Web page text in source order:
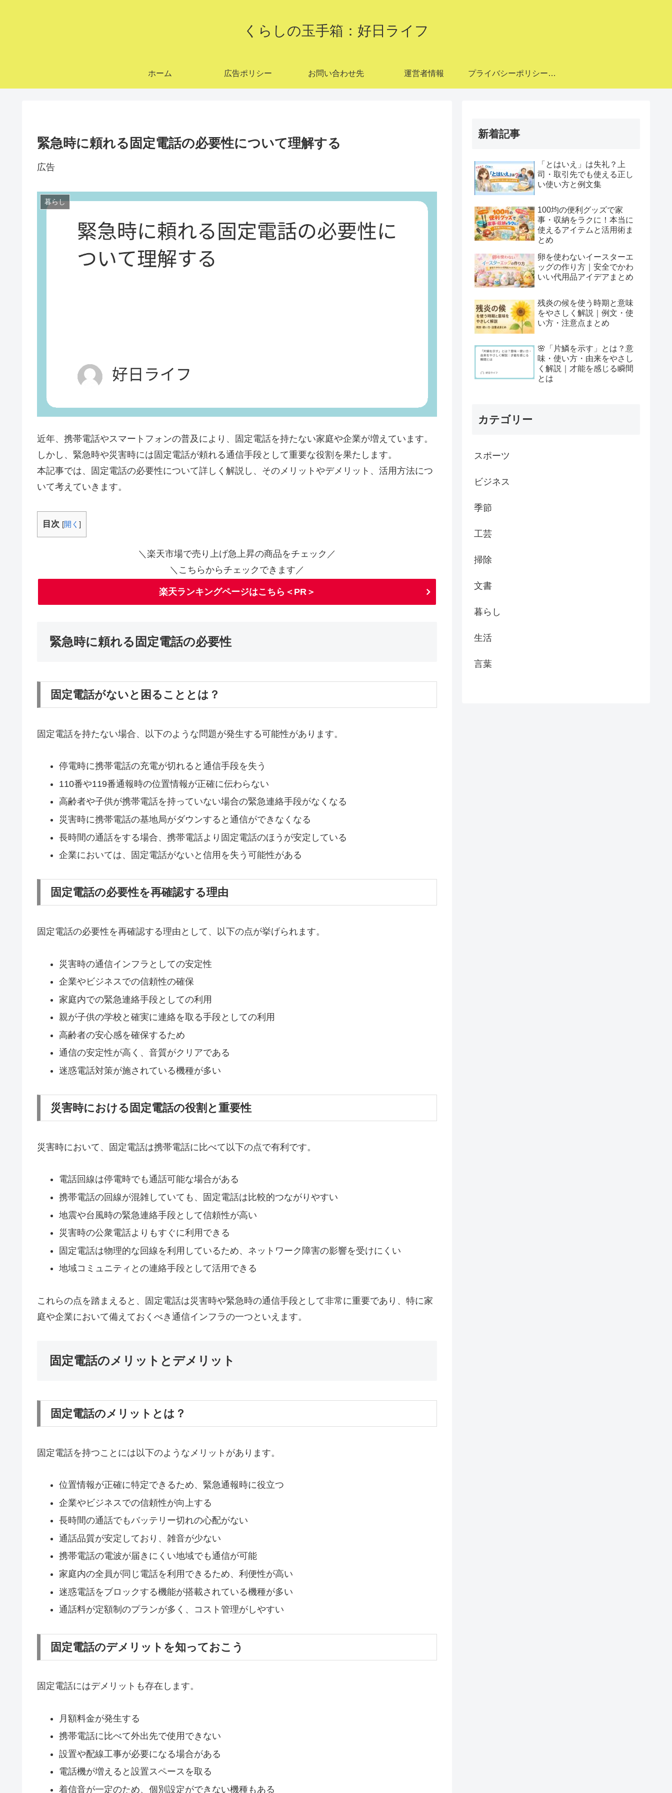
くらしの玉手箱：好日ライフ
ホーム 広告ポリシー お問い合わせ先 運営者情報 プライバシーポリシー・免責事項
緊急時に頼れる固定電話の必要性について理解する
広告
暮らし
近年、携帯電話やスマートフォンの普及により、固定電話を持たない家庭や企業が増えています。
しかし、緊急時や災害時には固定電話が頼れる通信手段として重要な役割を果たします。
本記事では、固定電話の必要性について詳しく解説し、そのメリットやデメリット、活用方法につ
いて考えていきます。
目次 [開く ]
＼楽天市場で売り上げ急上昇の商品をチェック／
＼こちらからチェックできます／
楽天ランキングページはこちら＜PR＞
緊急時に頼れる固定電話の必要性
固定電話がないと困ることとは？
固定電話を持たない場合、以下のような問題が発生する可能性があります。
停電時に携帯電話の充電が切れると通信手段を失う
110番や119番通報時の位置情報が正確に伝わらない
高齢者や子供が携帯電話を持っていない場合の緊急連絡手段がなくなる
災害時に携帯電話の基地局がダウンすると通信ができなくなる
長時間の通話をする場合、携帯電話より固定電話のほうが安定している
企業においては、固定電話がないと信用を失う可能性がある
固定電話の必要性を再確認する理由
固定電話の必要性を再確認する理由として、以下の点が挙げられます。
災害時の通信インフラとしての安定性
企業やビジネスでの信頼性の確保
家庭内での緊急連絡手段としての利用
親が子供の学校と確実に連絡を取る手段としての利用
高齢者の安心感を確保するため
通信の安定性が高く、音質がクリアである
迷惑電話対策が施されている機種が多い
災害時における固定電話の役割と重要性
災害時において、固定電話は携帯電話に比べて以下の点で有利です。
電話回線は停電時でも通話可能な場合がある
携帯電話の回線が混雑していても、固定電話は比較的つながりやすい
地震や台風時の緊急連絡手段として信頼性が高い
災害時の公衆電話よりもすぐに利用できる
固定電話は物理的な回線を利用しているため、ネットワーク障害の影響を受けにくい
地域コミュニティとの連絡手段として活用できる
これらの点を踏まえると、固定電話は災害時や緊急時の通信手段として非常に重要であり、特に家
庭や企業において備えておくべき通信インフラの一つといえます。
固定電話のメリットとデメリット
固定電話のメリットとは？
固定電話を持つことには以下のようなメリットがあります。
位置情報が正確に特定できるため、緊急通報時に役立つ
企業やビジネスでの信頼性が向上する
長時間の通話でもバッテリー切れの心配がない
通話品質が安定しており、雑音が少ない
携帯電話の電波が届きにくい地域でも通信が可能
家庭内の全員が同じ電話を利用できるため、利便性が高い
迷惑電話をブロックする機能が搭載されている機種が多い
通話料が定額制のプランが多く、コスト管理がしやすい
固定電話のデメリットを知っておこう
固定電話にはデメリットも存在します。
月額料金が発生する
携帯電話に比べて外出先で使用できない
設置や配線工事が必要になる場合がある
電話機が増えると設置スペースを取る
着信音が一定のため、個別設定ができない機種もある
新着記事
「とはいえ」は失礼？上
司・取引先でも使える正し
い使い方と例文集
100均の便利グッズで家
事・収納をラクに！本当に
使えるアイテムと活用術ま
とめ
卵を使わないイースターエ
ッグの作り方｜安全でかわ
いい代用品アイデアまとめ
残炎の候を使う時期と意味
をやさしく解説｜例文・使
い方・注意点まとめ
🌸「片鱗を示す」とは？意
味・使い方・由来をやさし
く解説｜才能を感じる瞬間
とは
カテゴリー
スポーツ
ビジネス
季節
工芸
掃除
文書
暮らし
生活
言葉